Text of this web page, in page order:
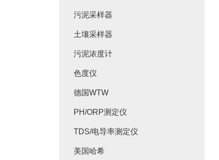
污泥采样器
土壤采样器
污泥浓度计
色度仪
德国WTW
PH/ORP测定仪
TDS/电导率测定仪
美国哈希